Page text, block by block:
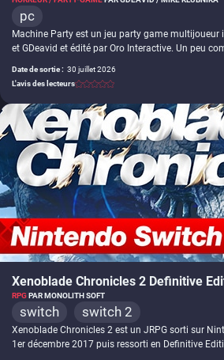
pc
Machine Party est un jeu party game multijoueur
et GDeavid et édité par Oro Interactive. Un peu
mort du personnage, le tout dans une ambiance
deux à quatre participants s'y affrontent sur des
formats classiques du genre : assembler une
autres, traverser un champ de mines, esquiver
compresseur ou encore manger des petits pois
Date de sortie : 30 juillet 2026
L'avis des lecteurs
Xenoblade Chronicles 2 Definitive
RPGPAR MONOLITH SOFT
switch switch 2
Xenoblade Chronicles 2 est un JRPG sorti sur
1er décembre 2017 puis ressorti en Definitive